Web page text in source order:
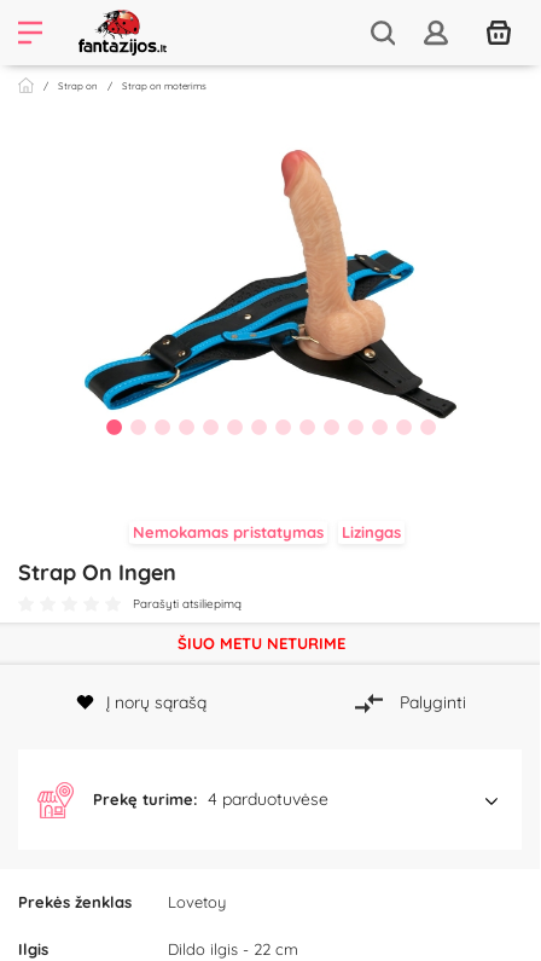
Strap on Strap on moterims
Nemokamas pristatymas Lizingas
Strap On Ingen
Parašyti atsiliepimą
Prekės ženklas Lovetoy
Ilgis Dildo ilgis - 22 cm
ŠIUO METU NETURIME
Į norų sąrašą Palyginti
Prekę turime: 4 parduotuvėse